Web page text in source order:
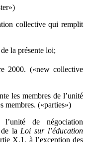
collective qui remplit
la présente loi;
2000. («new collective
les membres de l’unité
membres. («parties»)
de négociation
la Loi sur l’éducation
X.1, à l’exception des